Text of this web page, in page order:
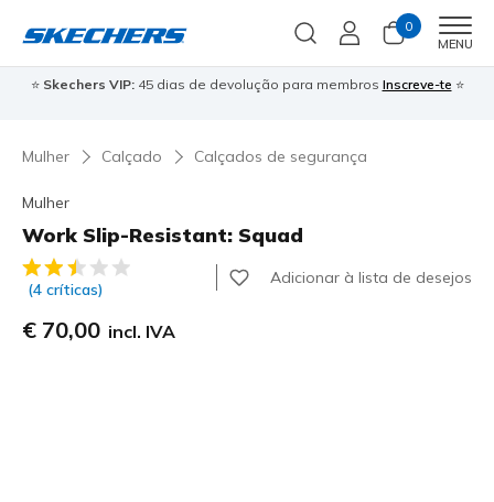
0
MENU
⭐ Skechers VIP:45 dias de devolução para membros Inscreve-te ⭐
Mulher Calçado Calçados de segurança
Mulher
Work Slip-Resistant: Squad
5 de 5 – Classificação do cliente
(4 críticas)
Adicionar à lista de desejos
€ 70,00 incl. IVA